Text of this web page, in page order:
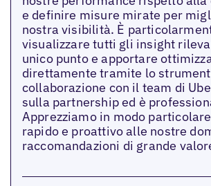
e definire misure mirate per
nostra visibilità. È
visualizzare tutti gli insight
unico punto e apportare
direttamente tramite lo
collaborazione con il team di
sulla partnership ed è
Apprezziamo in modo
rapido e proattivo alle nostre
raccomandazioni di grande